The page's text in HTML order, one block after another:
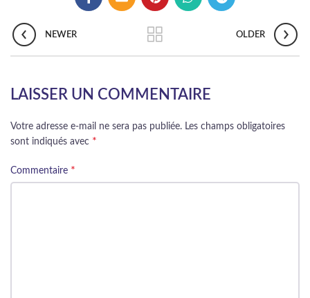
NEWER OLDER
LAISSER UN COMMENTAIRE
Votre adresse e-mail ne sera pas publiée. Les champs obligatoires
sont indiqués avec *
Commentaire *